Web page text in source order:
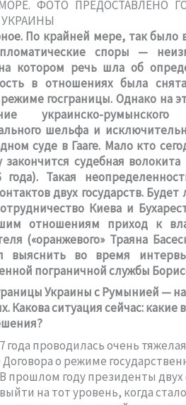
По крайней мере, так
споры —
котором речь шла об
в отношениях была
режиме госграницы. Однако на
украинско-
шельфа и
суде в Гааге. Мало кто
закончится судебная
года). Такая
двух государств.
Киева и
отношениям приход к
(«оранжевого» Траяна
выяснить во время
пограничной службы
Украины с Румынией —
Какова ситуация сейчас:
года проводилась очень
Договора о режиме
прошлом году президенты двух
на тот уровень, когда